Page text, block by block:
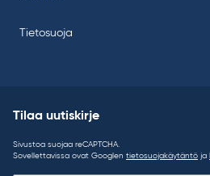
Tietosuoja
Tilaa uutiskirje
Sivustoa suojaa reCAPTCHA.
Sovellettavissa ovat Googlen tietosuojakäytäntö ja